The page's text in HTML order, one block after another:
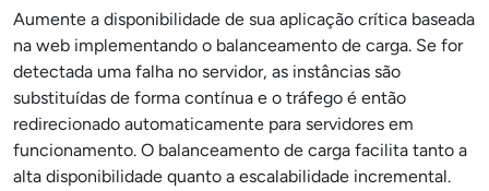
Aumente a disponibilidade de sua aplicação crítica baseada
na web implementando o balanceamento de carga. Se for
detectada uma falha no servidor, as instâncias são
substituídas de forma contínua e o tráfego é então
redirecionado automaticamente para servidores em
funcionamento. O balanceamento de carga facilita tanto a
alta disponibilidade quanto a escalabilidade incremental.